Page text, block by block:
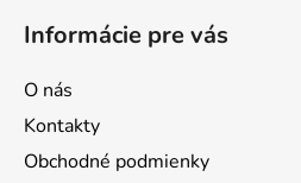
Informácie pre vás
O nás
Kontakty
Obchodné podmienky